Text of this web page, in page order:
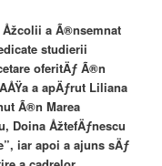
a Ã®nsemnat
studierii
oferitÄƒ Ã®n
a apÄƒrut Liliana
Ã®n Marea
Doina ÅžtefÄƒnescu
iar apoi a ajuns sÄƒ